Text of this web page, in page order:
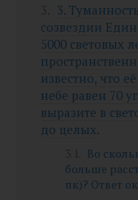
3.
созвездии
5000 световых
известно, что
небе равен 70
выразите в
до целых.
Во
больше
пк)? Ответ